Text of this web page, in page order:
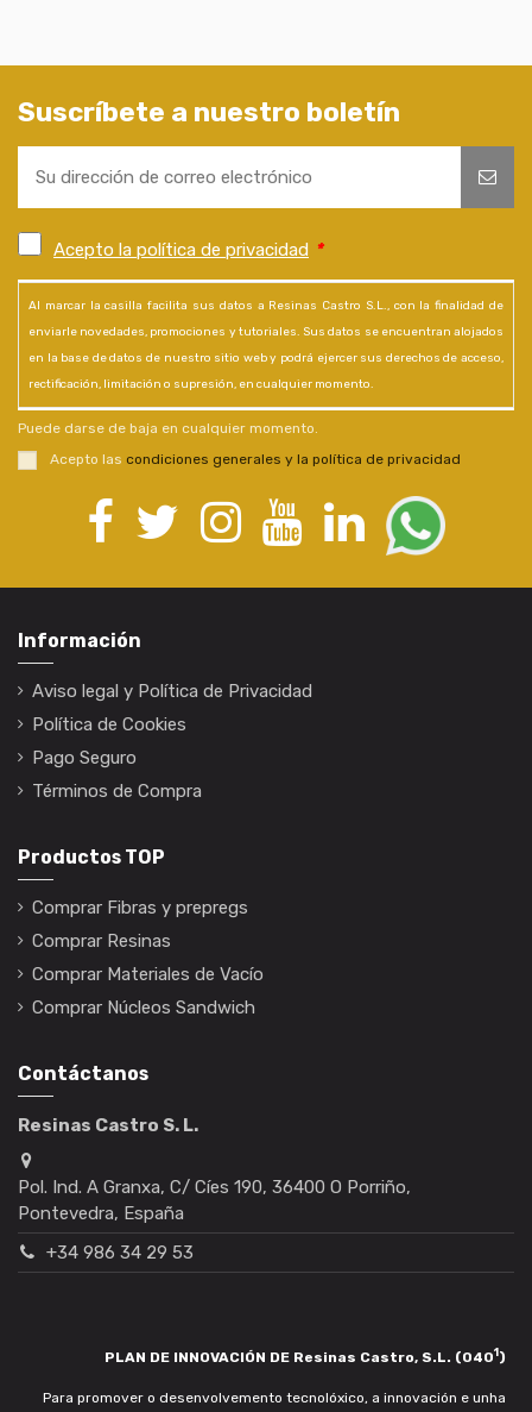
Suscríbete a nuestro boletín
Acepto la política de privacidad *
Al marcar la casilla facilita sus datos a Resinas Castro S.L., con la finalidad de
enviarle novedades, promociones y tutoriales. Sus datos se encuentran alojados
en la base de datos de nuestro sitio web y podrá ejercer sus derechos de acceso,
rectificación, limitación o supresión, en cualquier momento.
Puede darse de baja en cualquier momento.
Acepto las condiciones generales y la política de privacidad
Información
Aviso legal y Política de Privacidad
Política de Cookies
Pago Seguro
Términos de Compra
Productos TOP
Comprar Fibras y prepregs
Comprar Resinas
Comprar Materiales de Vacío
Comprar Núcleos Sandwich
Contáctanos
Resinas Castro S. L.
Pol. Ind. A Granxa, C/ Cíes 190, 36400 O Porriño,
Pontevedra, España
+34 986 34 29 53
PLAN DE INNOVACIÓN DE Resinas Castro, S.L. (0401)
Para promover o desenvolvemento tecnolóxico, a innovación e unha